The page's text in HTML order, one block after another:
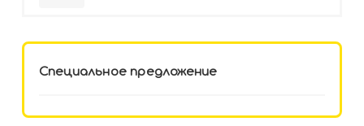
Специальное предложение